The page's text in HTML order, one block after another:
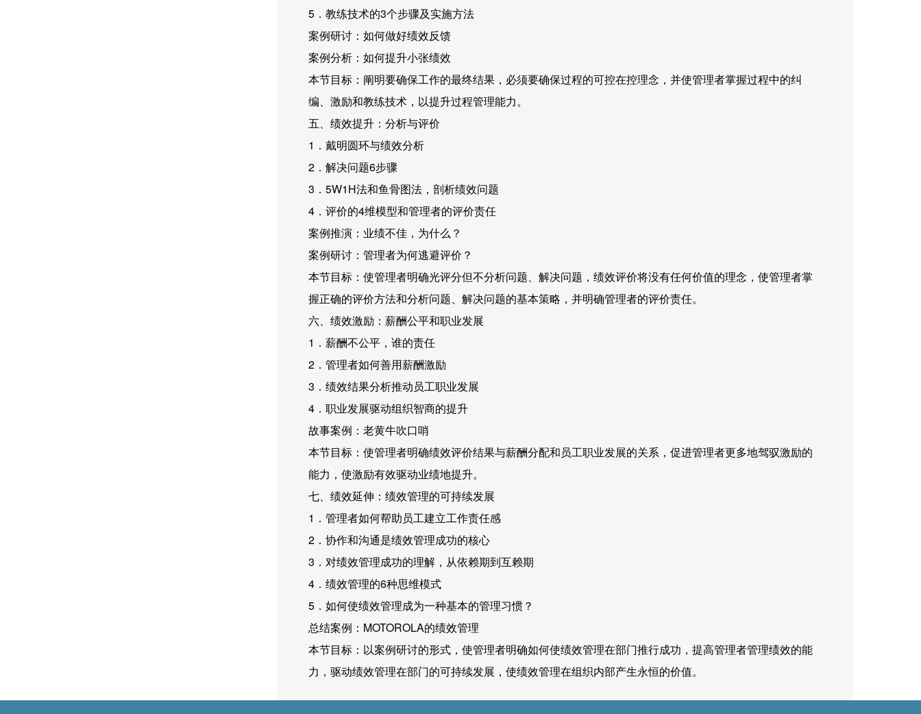
5．教练技术的3个步骤及实施方法
案例研讨：如何做好绩效反馈
案例分析：如何提升小张绩效
本节目标：阐明要确保工作的最终结果，必须要确保过程的可控在控理念，并使管理者掌握过程中的纠
编、激励和教练技术，以提升过程管理能力。
五、绩效提升：分析与评价
1．戴明圆环与绩效分析
2．解决问题6步骤
3．5W1H法和鱼骨图法，剖析绩效问题
4．评价的4维模型和管理者的评价责任
案例推演：业绩不佳，为什么？
案例研讨：管理者为何逃避评价？
本节目标：使管理者明确光评分但不分析问题、解决问题，绩效评价将没有任何价值的理念，使管理者掌
握正确的评价方法和分析问题、解决问题的基本策略，并明确管理者的评价责任。
六、绩效激励：薪酬公平和职业发展
1．薪酬不公平，谁的责任
2．管理者如何善用薪酬激励
3．绩效结果分析推动员工职业发展
4．职业发展驱动组织智商的提升
故事案例：老黄牛吹口哨
本节目标：使管理者明确绩效评价结果与薪酬分配和员工职业发展的关系，促进管理者更多地驾驭激励的
能力，使激励有效驱动业绩地提升。
七、绩效延伸：绩效管理的可持续发展
1．管理者如何帮助员工建立工作责任感
2．协作和沟通是绩效管理成功的核心
3．对绩效管理成功的理解，从依赖期到互赖期
4．绩效管理的6种思维模式
5．如何使绩效管理成为一种基本的管理习惯？
总结案例：MOTOROLA的绩效管理
本节目标：以案例研讨的形式，使管理者明确如何使绩效管理在部门推行成功，提高管理者管理绩效的能
力，驱动绩效管理在部门的可持续发展，使绩效管理在组织内部产生永恒的价值。